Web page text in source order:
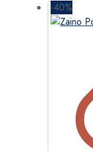
-40%